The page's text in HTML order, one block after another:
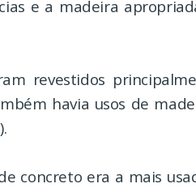
e a madeira
revestidos
havia usos de
concreto era a mais